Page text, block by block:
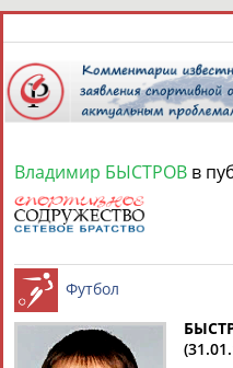
7
СПОРТСМЕНЫ, ТРЕНЕРЫ
Найдено: 13181
Владимир БЫСТРОВ в